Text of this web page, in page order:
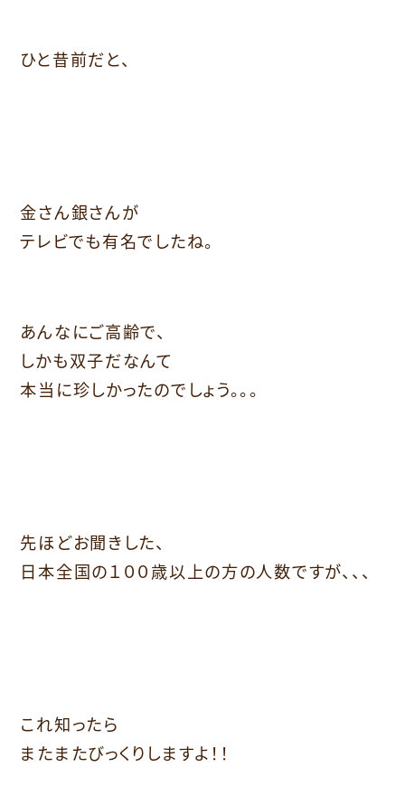
ひと昔前だと、
金さん銀さんが
テレビでも有名でしたね。
あんなにご高齢で、
しかも双子だなんて
本当に珍しかったのでしょう。。。
先ほどお聞きした、
日本全国の１００歳以上の方の人数ですが、、、
これ知ったら
またまたびっくりしますよ！！